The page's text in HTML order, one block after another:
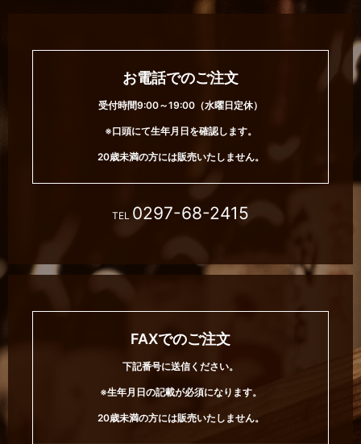
お電話でのご注文
受付時間9:00～19:00（水曜日定休）
※口頭にて生年月日を確認します。
20歳未満の方には販売いたしません。
TEL 0297-68-2415
FAXでのご注文
下記番号に送信ください。
※生年月日の記載が必須になります。
20歳未満の方には販売いたしません。